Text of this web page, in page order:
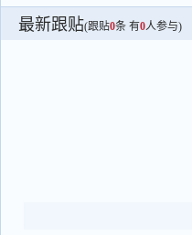
最新跟贴(跟贴0条 有0人参与)